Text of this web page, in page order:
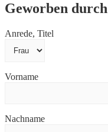
Geworben durch
Anrede, Titel
Vorname
Nachname